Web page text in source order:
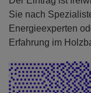
Sie nach
Energieexperten
Erfahrung im